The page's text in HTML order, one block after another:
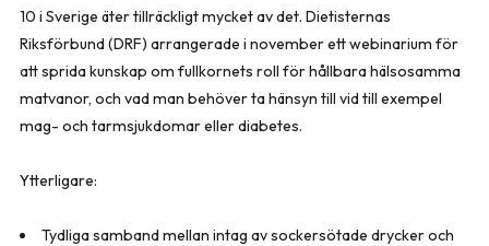
10 i Sverige äter tillräckligt mycket av det. Dietisternas
Riksförbund (DRF) arrangerade i november ett webinarium för
att sprida kunskap om fullkornets roll för hållbara hälsosamma
matvanor, och vad man behöver ta hänsyn till vid till exempel
mag- och tarmsjukdomar eller diabetes.
Ytterligare:
Tydliga samband mellan intag av sockersötade drycker och